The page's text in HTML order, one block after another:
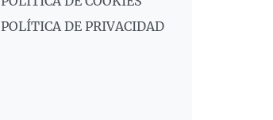
POLÍTICA DE PRIVACIDAD